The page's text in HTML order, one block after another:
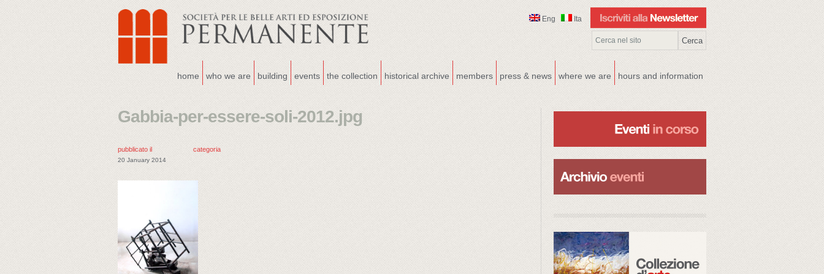
Eng Ita
home who we are building events the collection historical archive members press & news where we are hours and information
Gabbia-per-essere-soli-2012.jpg
pubblicato il
20 January 2014
categoria